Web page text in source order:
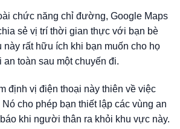
chức năng chỉ đường, Google Maps
sẻ vị trí thời gian thực với bạn bè
này rất hữu ích khi bạn muốn cho họ
an toàn sau một chuyến đi.
định vị điện thoại này thiên về việc
cho phép bạn thiết lập các vùng an
khi người thân ra khỏi khu vực này.